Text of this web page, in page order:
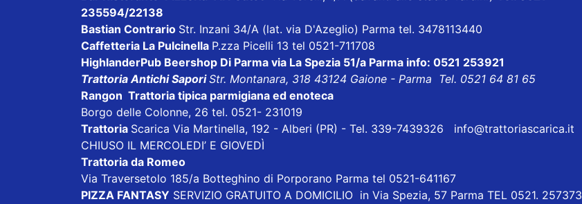
235594/22138
Bastian Contrario Str. Inzani 34/A (lat. via D'Azeglio) Parma tel. 3478113440
Caffetteria La Pulcinella P.zza Picelli 13 tel 0521-711708
HighlanderPub Beershop Di Parma via La Spezia 51/a Parma info: 0521 253921
Trattoria Antichi SaporiStr. Montanara, 318 43124 Gaione - Parma Tel. 0521 64 81 65
Rangon Trattoria tipica parmigiana ed enoteca
Borgo delle Colonne, 26 tel. 0521- 231019
Trattoria Scarica Via Martinella, 192 - Alberi (PR) - Tel. 339-7439326 info@trattoriascarica.it
CHIUSO IL MERCOLEDI’ E GIOVEDÌ
Trattoria da Romeo
Via Traversetolo 185/a Botteghino di Porporano Parma tel 0521-641167
PIZZA FANTASY SERVIZIO GRATUITO A DOMICILIO in Via Spezia, 57 Parma TEL 0521. 257373